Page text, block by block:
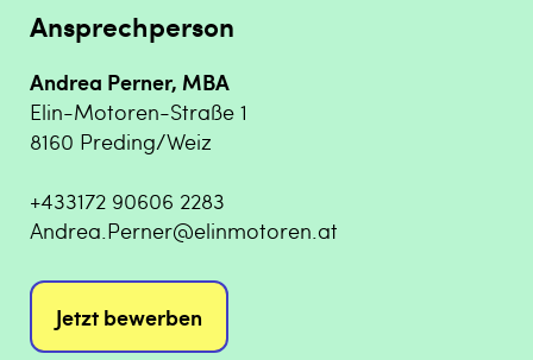
Ansprechperson
Andrea Perner, MBA
Elin-Motoren-Straße 1
8160 Preding/Weiz
+433172 90606 2283
Andrea.Perner@elinmotoren.at
Jetzt bewerben